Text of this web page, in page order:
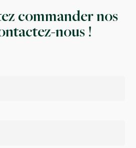
commander nos
nous !